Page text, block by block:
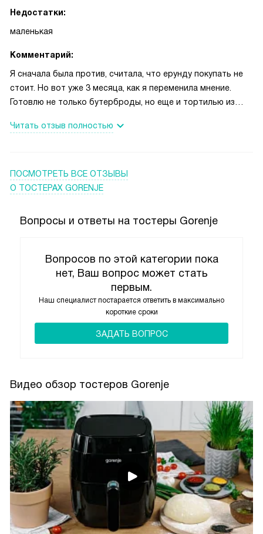
Недостатки:
маленькая
Комментарий:
Я сначала была против, считала, что ерунду покупать не
стоит. Но вот уже 3 месяца, как я переменила мнение.
Готовлю не только бутерброды, но еще и тортилью из
закрытой пиццы. Дети особенно любят сладкие из яблок.
Читать отзыв полностью
ПОСМОТРЕТЬ ВСЕ ОТЗЫВЫ
О ТОСТЕРАХ GORENJE
Вопросы и ответы на тостеры Gorenje
Вопросов по этой категории пока
нет, Ваш вопрос может стать
первым.
Наш специалист постарается ответить в максимально
короткие сроки
ЗАДАТЬ ВОПРОС
Видео обзор тостеров Gorenje